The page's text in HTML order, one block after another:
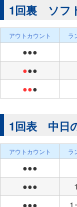
1回裏 ソフ
アウトカウント ラ
●●●
●●●
●●●
1回表 中日
アウトカウント ラ
●●●
●●●